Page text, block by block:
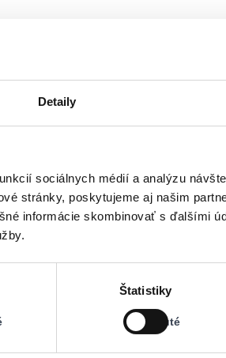
Detaily
sociálnych médií a analýzu
stránky, poskytujeme aj našim
informácie skombinovať s ďalšími
Štatistiky
Vypnuté
Stav:
Vypnuté